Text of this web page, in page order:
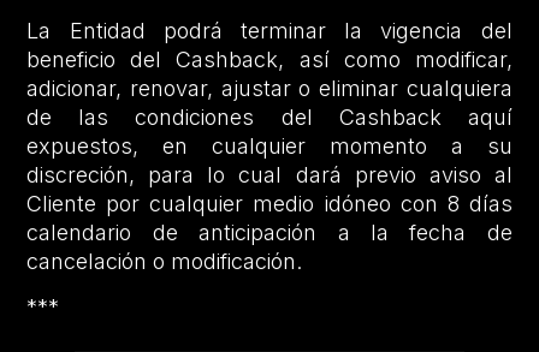
La Entidad podrá terminar la vigencia del
beneficio del Cashback, así como modificar,
adicionar, renovar, ajustar o eliminar cualquiera
de las condiciones del Cashback aquí
expuestos, en cualquier momento a su
discreción, para lo cual dará previo aviso al
Cliente por cualquier medio idóneo con 8 días
calendario de anticipación a la fecha de
cancelación o modificación.
***